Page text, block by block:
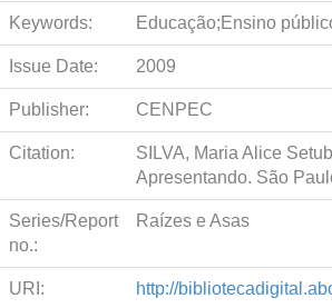
Keywords: Educação;Ensino
Issue Date: 2009
Publisher: CENPEC
Citation:
SILVA, Maria Alice
Apresentando. São
Series/Report
no.:
Raízes e Asas
URI: http://